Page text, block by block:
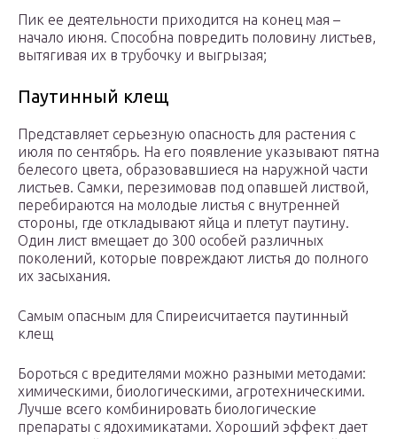
Пик ее деятельности приходится на конец мая –
начало июня. Способна повредить половину листьев,
вытягивая их в трубочку и выгрызая;
Паутинный клещ
Представляет серьезную опасность для растения с
июля по сентябрь. На его появление указывают пятна
белесого цвета, образовавшиеся на наружной части
листьев. Самки, перезимовав под опавшей листвой,
перебираются на молодые листья с внутренней
стороны, где откладывают яйца и плетут паутину.
Один лист вмещает до 300 особей различных
поколений, которые повреждают листья до полного
их засыхания.
Самым опасным для Спиреисчитается паутинный
клещ
Бороться с вредителями можно разными методами:
химическими, биологическими, агротехническими.
Лучше всего комбинировать биологические
препараты с ядохимикатами. Хороший эффект дает